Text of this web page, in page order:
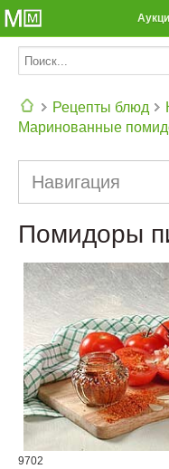
Рецепты блюд
Маринованные
Навигация
Помидоры
9702